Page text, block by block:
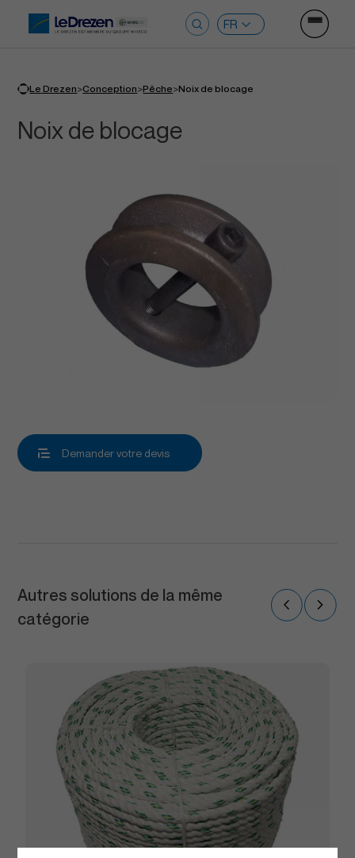
Ouvrir
Rechercher :
Le Drezen>Conception>Pêche>Noix de blocage
Noix de blocage
Demander votre devis
Autres solutions de la même
catégorie